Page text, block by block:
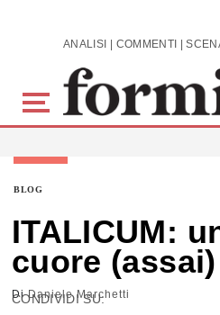
Skip to main content
BLOG
ITALICUM:
cuore
DiDaniele Marchetti
CONDIVIDI SU: